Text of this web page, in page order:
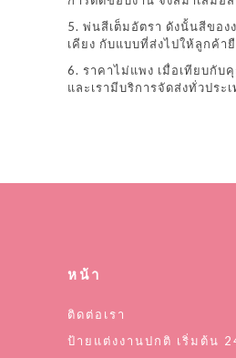
5. พ่นสีเต็มอัตรา ดังนั้นสีของ
เคียง กับแบบที่ส่งไปให้ลูกค้า
6. ราคาไม่แพง เมื่อเทียบกับ
และเรามีบริการจัดส่งทั่วประ
หน้า
ติดต่อเรา
ป้ายแต่งงานปกติ เริ่มต้น